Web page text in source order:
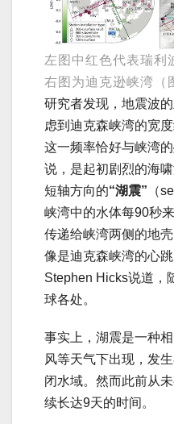
左图中红色代表瑞利
右图为迪克逊峡湾（
研究者发现，地震波
虑到迪克森峡湾的宽
这一频率恰好与峡湾的
说，是起初剧烈的海
短轴方向的“湖震” （
峡湾中的水体每90秒
传递给峡湾两侧的地
像是迪克森峡湾的心
Stephen Hicks说道，
球各处。
事实上，湖震是一种
风等天气下出现，发
闭水域。然而此前从
续长达9天的时间。